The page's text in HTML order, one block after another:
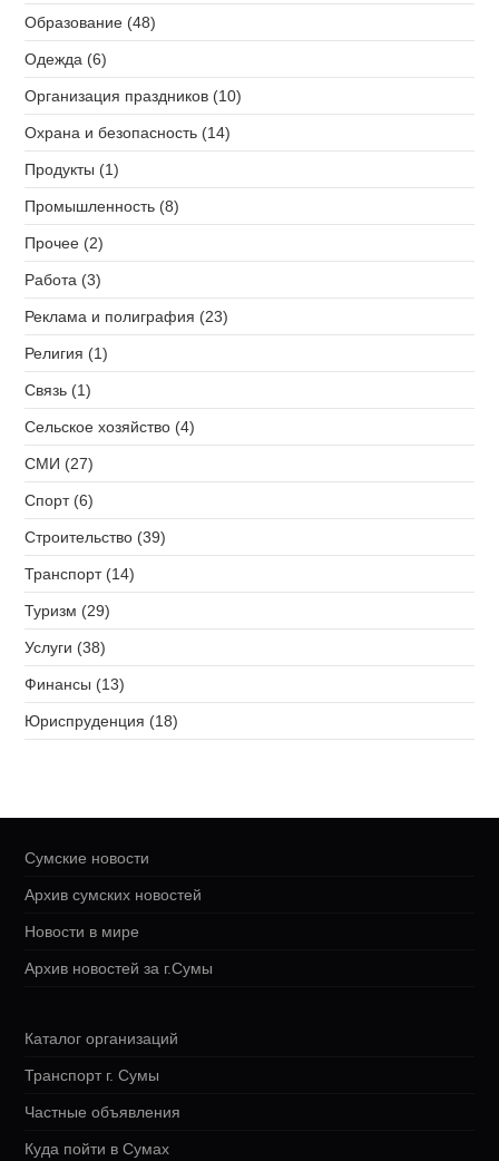
Образование (48)
Одежда (6)
Организация праздников (10)
Охрана и безопасность (14)
Продукты (1)
Промышленность (8)
Прочее (2)
Работа (3)
Реклама и полиграфия (23)
Религия (1)
Связь (1)
Сельское хозяйство (4)
СМИ (27)
Спорт (6)
Строительство (39)
Транспорт (14)
Туризм (29)
Услуги (38)
Финансы (13)
Юриспруденция (18)
Сумские новости
Архив сумских новостей
Новости в мире
Архив новостей за г.Сумы
Каталог организаций
Транспорт г. Сумы
Частные объявления
Куда пойти в Сумах